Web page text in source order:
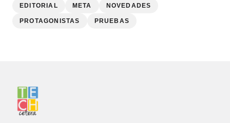
EDITORIAL META NOVEDADES
PROTAGONISTAS PRUEBAS